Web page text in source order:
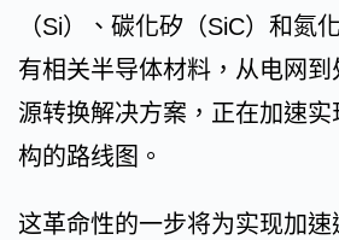
（Si）、碳化矽（SiC）和氮
有相关半导体材料，从电网
源转换解决方案，正在加速实
构的路线图。
这革命性的一步将为实现加